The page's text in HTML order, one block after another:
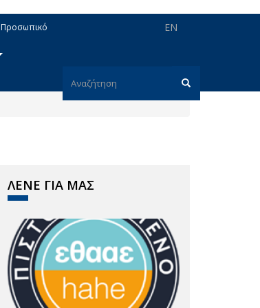
EN
Προσωπικό
Φόρμα
ΛΕΝΕ ΓΙΑ ΜΑΣ